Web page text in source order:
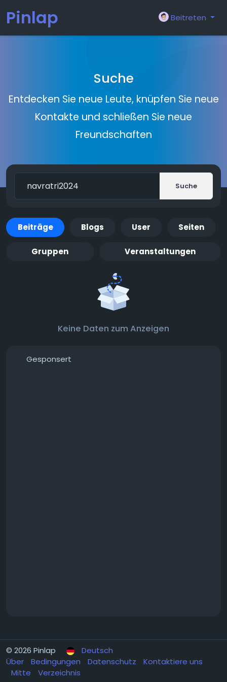
Pinlap Beitreten
Suche
Entdecken Sie neue Leute, knüpfen Sie neue
Kontakte und schließen Sie neue
Freundschaften
Suche
Beiträge Blogs User Seiten
Gruppen Veranstaltungen
Keine Daten zum Anzeigen
Gesponsert
© 2026 Pinlap
Deutsch
Über
Bedingungen Datenschutz
Kontaktiere uns
Mitte
Verzeichnis